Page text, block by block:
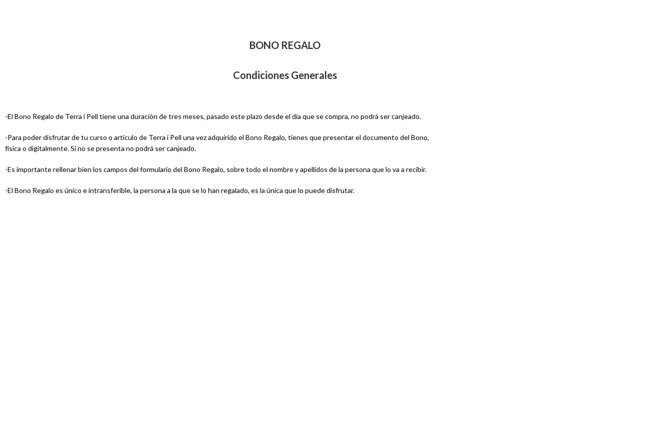
BONO REGALO
Condiciones Generales
-El Bono Regalo de Terra i Pell tiene una duración de tres meses, pasado este plazo desde el día que se compra, no podrá ser canjeado.
-Para poder disfrutar de tu curso o artículo de Terra i Pell una vez adquirido el Bono Regalo, tienes que presentar el documento del Bono,
física o digitalmente. Si no se presenta no podrá ser canjeado.
-Es importante rellenar bien los campos del formulario del Bono Regalo, sobre todo el nombre y apellidos de la persona que lo va a recibir.
-El Bono Regalo es único e intransferible, la persona a la que se lo han regalado, es la única que lo puede disfrutar.